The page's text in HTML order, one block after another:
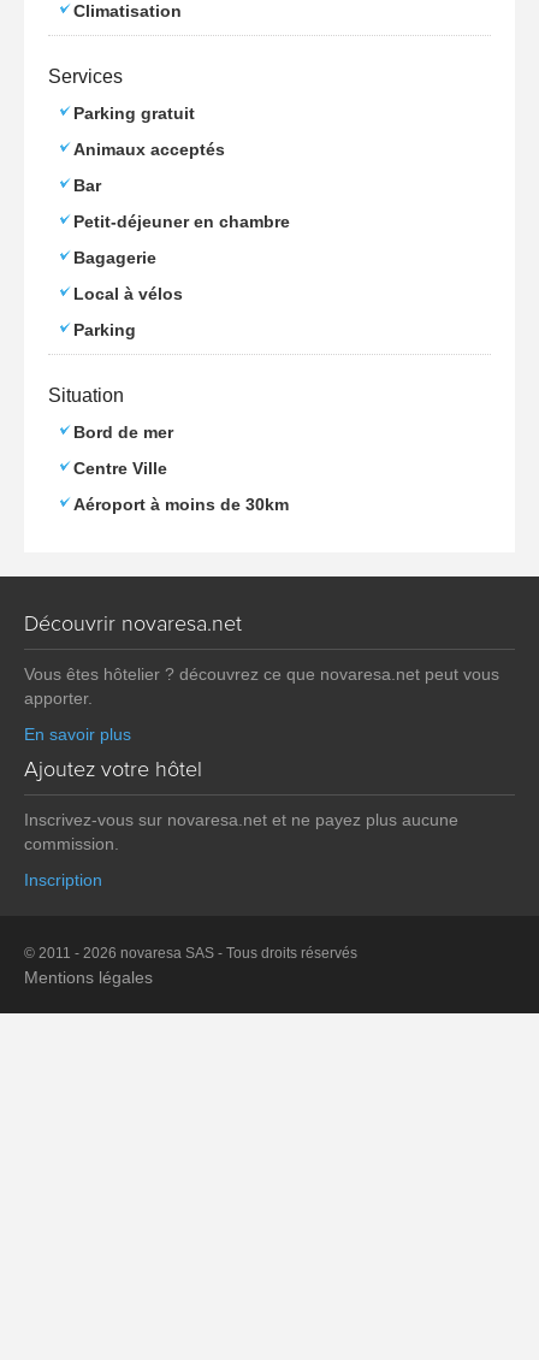
Climatisation
Services
Parking gratuit
Animaux acceptés
Bar
Petit-déjeuner en chambre
Bagagerie
Local à vélos
Parking
Situation
Bord de mer
Centre Ville
Aéroport à moins de 30km
Découvrir novaresa.net
Vous êtes hôtelier ? découvrez ce que novaresa.net peut vous
apporter.
En savoir plus
Ajoutez votre hôtel
Inscrivez-vous sur novaresa.net et ne payez plus aucune
commission.
Inscription
© 2011 - 2026 novaresa SAS - Tous droits réservés
Mentions légales